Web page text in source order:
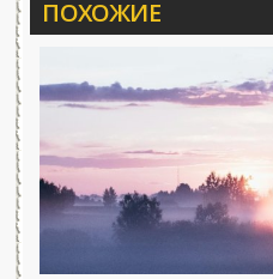
ПОХОЖИЕ
действия Вечерние